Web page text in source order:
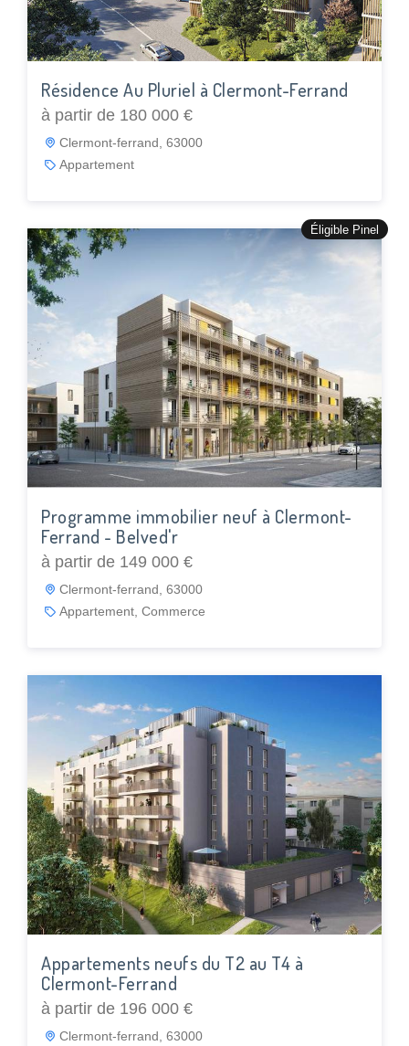
Résidence Au Pluriel à Clermont-Ferrand
à partir de 180 000 €
Clermont-ferrand, 63000
Appartement
Éligible Pinel
Programme immobilier neuf à Clermont-
Ferrand - Belved'r
à partir de 149 000 €
Clermont-ferrand, 63000
Appartement, Commerce
Appartements neufs du T2 au T4 à
Clermont-Ferrand
à partir de 196 000 €
Clermont-ferrand, 63000